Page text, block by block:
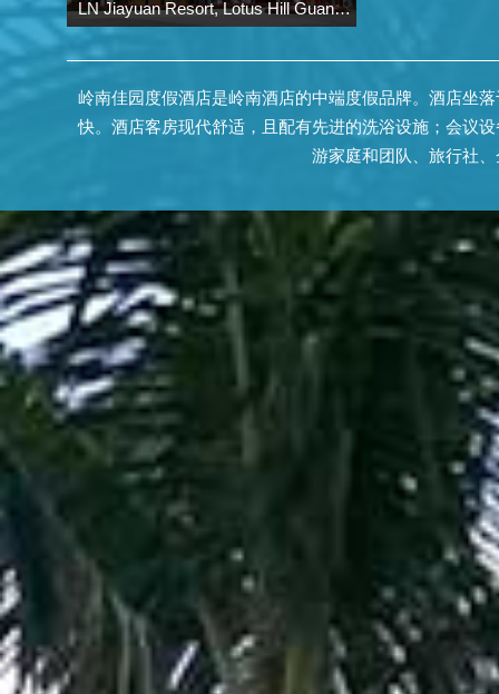
LN Jiayuan Resort, Lotus Hill Guangzhou
岭南佳园度假酒店是岭南酒店的中端度假品牌。酒店坐
快。酒店客房现代舒适，且配有先进的洗浴设施；会议
游家庭和团队、旅行社